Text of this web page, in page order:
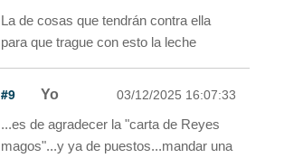
La de cosas que tendrán contra ella
para que trague con esto la leche
#9 Yo 03/12/2025 16:07:33
...es de agradecer la "carta de Reyes
magos"...y ya de puestos...mandar una